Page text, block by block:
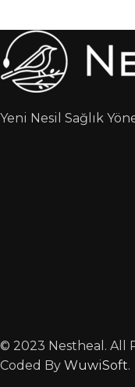
Yeni Nesil Sağlık
© 2023 Nestheal. All
Coded By WuwiSoft.